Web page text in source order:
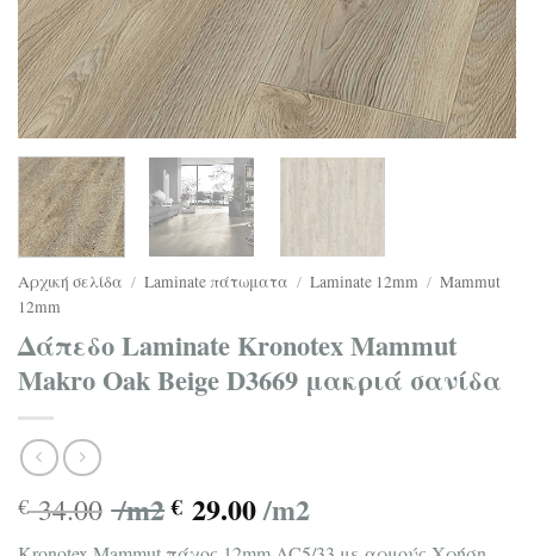
Αρχική σελίδα / Laminate πάτωματα / Laminate 12mm / Mammut
12mm
Δάπεδο Laminate Kronotex Mammut
Makro Oak Beige D3669 μακριά σανίδα
€34.00 /m2 € 29.00/m2